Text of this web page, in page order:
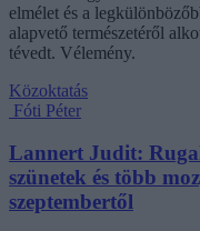
elmélet és a
alapvető természetéről
tévedt. Vélemény.
Közoktatás
Fóti Péter
Lannert Judit:
szünetek és több
szeptembertől